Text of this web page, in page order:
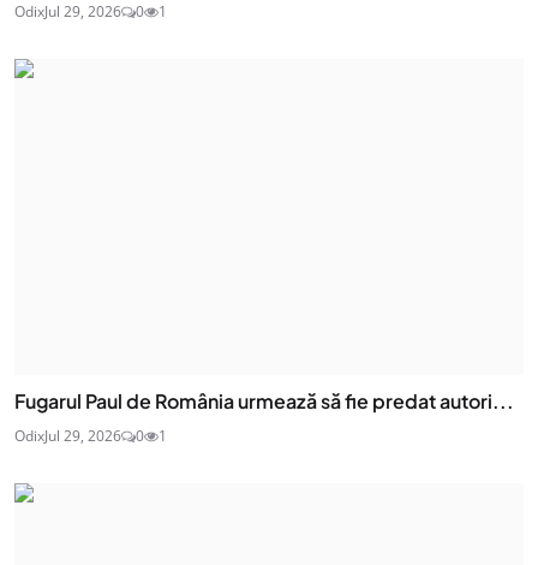
OdixJul 29, 2026 0 1
Fugarul Paul de România urmează să fie predat autori...
OdixJul 29, 2026 0 1